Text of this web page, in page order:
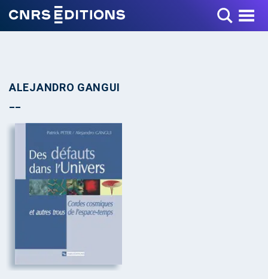
Toggle Menu
ALEJANDRO GANGUI